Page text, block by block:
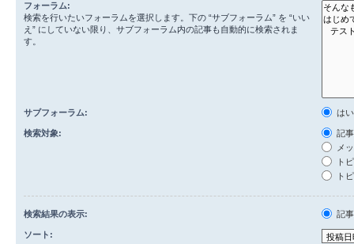
フォーラム:
検索を行いたいフォーラムを選択します。下の “サブフォーラム” を “いい
え” にしていない限り、サブフォーラム内の記事も自動的に検索されま
す。
サブフォーラム: はい
検索対象:
記
メ
ト
ト
検索結果の表示: 記事
ソート: